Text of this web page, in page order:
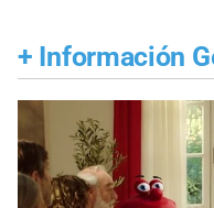
+ Información